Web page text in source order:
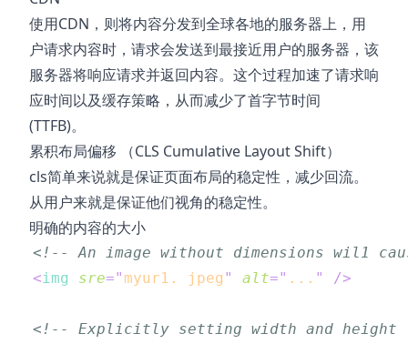
使用CDN，则将内容分发到全球各地的服务器上，用
户请求内容时，请求会发送到最接近用户的服务器，该
服务器将响应请求并返回内容。这个过程加速了请求响
应时间以及缓存策略，从而减少了首字节时间
(TTFB)。
累积布局偏移 （CLS Cumulative Layout Shift）
cls简单来说就是保证页面布局的稳定性，减少回流。
从用户来就是保证他们视角的稳定性。
明确的内容的大小
<!-- An image without dimensions wil1
<img sre=" myur1. jpeg " alt=" ... " />
<!-- Explicitly setting width and height